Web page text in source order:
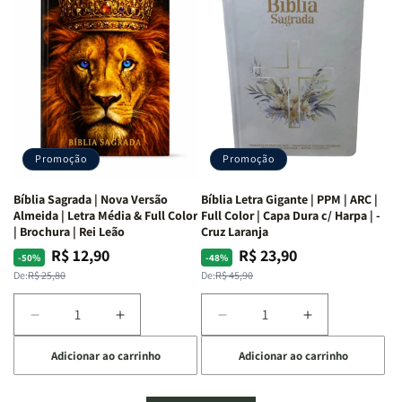
Mulheres
da
Bíblia
Isabelle
S.
Alves
Mulheres
da
Bíblia
|
Isabelle
S.
Alves
Livro
por
Livro
um
panorama
completo
dos
66
da
Bíblia
Equipe
teológica
Penkal
Livro
-
um
panorama
completo
dos
da
Bíblia
Penkal
Promoção
Bíblia Sagrada | Nova Versão
Almeida | Letra Média & Full Color
| Brochura | Rei Leão
-50%
Preço
normal
De:R$ 25,80
Preço
promocional
R$ 12,90
Diminuir
a
quantidade
de
Aumentar
a
quantidade
de
Bíblia
Adicionar ao carrinho
Promoção
Bíblia Letra Gigante | PPM | ARC |
Full Color | Capa Dura c/ Harpa | -
Cruz Laranja
-48%
Preço
normal
De:R$ 45,90
Preço
promocional
R$ 23,90
Diminuir
a
quantidade
de
Bíblia
Aumentar
a
quantidade
de
Adicionar ao carrinho